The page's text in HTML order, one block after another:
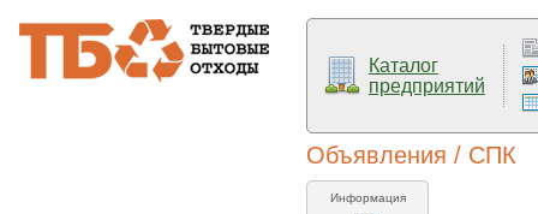
Каталог
предприятий
Объявления / СПК
Информация